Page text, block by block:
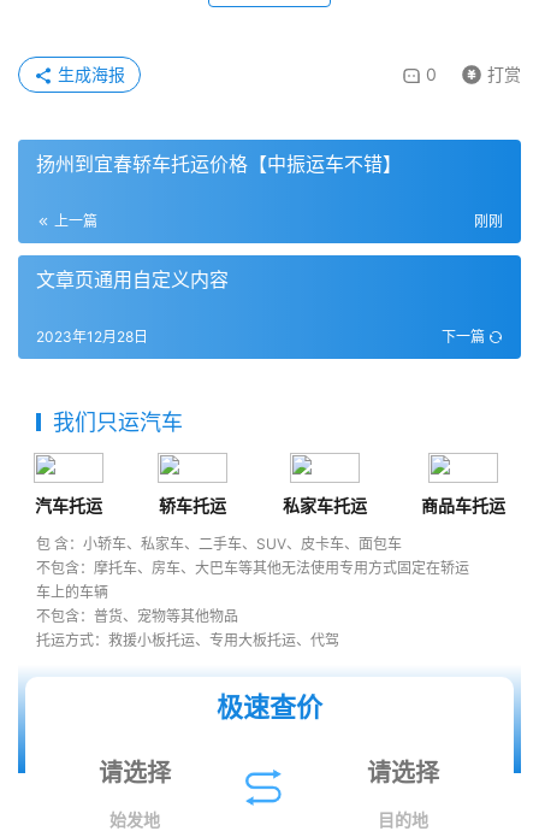
0 打赏
生成海报
扬州到宜春轿车托运价格【中振运车不错】
上一篇 刚刚
文章页通用自定义内容
下一篇
2023年12月28日
我们只运汽车
汽车托运 轿车托运 私家车托运 商品车托运
包 含：小轿车、私家车、二手车、SUV、皮卡车、面包车
不包含：摩托车、房车、大巴车等其他无法使用专用方式固定在轿运
车上的车辆
不包含：普货、宠物等其他物品
托运方式：救援小板托运、专用大板托运、代驾
极速查价
始发地 目的地